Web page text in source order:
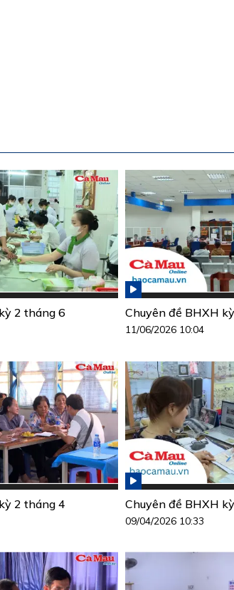
2 tháng 6 Chuyên đề BHXH
11/06/2026 10:04
2 tháng 4 Chuyên đề BHXH
09/04/2026 10:33